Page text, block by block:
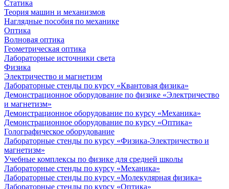
Статика
Теория машин и механизмов
Наглядные пособия по механике
Оптика
Волновая оптика
Геометрическая оптика
Лабораторные источники света
Физика
Электричество и магнетизм
Лабораторные стенды по курсу «Квантовая физика»
Демонстрационное оборудование по физике «Электричество
и магнетизм»
Демонстрационное оборудование по курсу «Механика»
Демонстрационное оборудование по курсу «Оптика»
Голографическое оборудование
Лабораторные стенды по курсу «Физика-Электричество и
магнетизм»
Учебные комплексы по физике для средней школы
Лабораторные стенды по курсу «Механика»
Лабораторные стенды по курсу «Молекулярная физика»
Лабораторные стенды по курсу «Оптика»